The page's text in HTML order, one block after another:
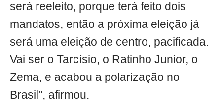
será reeleito, porque terá feito dois
mandatos, então a próxima eleição já
será uma eleição de centro, pacificada.
Vai ser o Tarcísio, o Ratinho Junior, o
Zema, e acabou a polarização no
Brasil", afirmou.